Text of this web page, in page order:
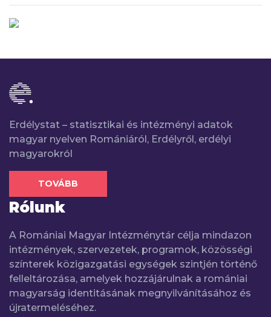
Erdélystat – statisztikai és intézményi adatok
magyar nyelven Romániáról, Erdélyről, erdélyi
magyarokról
TOVÁBB
Rólunk
A Romániai Magyar Intézménytár célja mindazon
intézmények, szervezetek, programok, közösségi
színterek közigazgatási egységek szintjén történő
felleltározása, amelyek hozzájárulnak a romániai
magyarság identitásának megnyilvánításához és
újratermeléséhez.